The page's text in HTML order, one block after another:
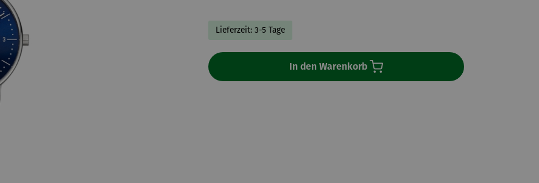
Lieferzeit: 3-5 Tage
In den Warenkorb